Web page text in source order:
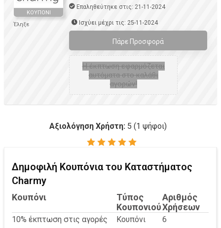
ΚΟΥΠΌΝΙ
Έληξε
Επαληθεύτηκε στις: 21-11-2024
Ισχύει μέχρι τις: 25-11-2024
Πάρε Προσφορά
H έκπτωση εφαρμόζεται
αυτόματα στο καλάθι
αγορών!
Αξιολόγηση Χρήστη: 5 (1 ψήφοι)
Δημοφιλή Κουπόνια του Καταστήματος
Charmy
Κουπόνι
Τύπος
Κουπονιού
Αριθμός
Χρήσεων
10% έκπτωση στις αγορές
Κουπόνι 6